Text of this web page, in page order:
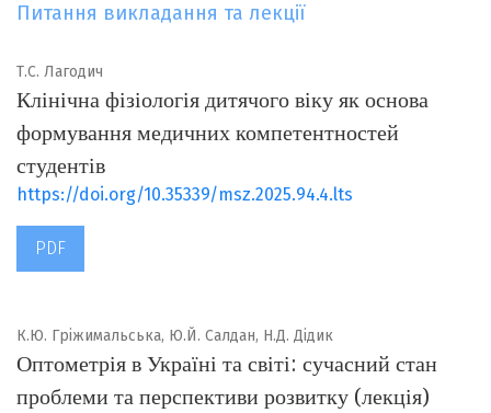
Питання викладання та лекції
Т.С. Лагодич
Клінічна фізіологія дитячого віку як основа
формування медичних компетентностей
студентів
https://doi.org/10.35339/msz.2025.94.4.lts
PDF
К.Ю. Гріжимальська, Ю.Й. Салдан, Н.Д. Дідик
Оптометрія в Україні та світі: сучасний стан
проблеми та перспективи розвитку (лекція)